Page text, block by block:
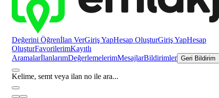
Değerini Öğrenİlan VerGiriş YapHesap OluşturGiriş YapHesap
OluşturFavorilerimKayıtlı
AramalarİlanlarımDeğerlemelerimMesajlarBildirimler Geri Bildirim
Kelime, semt veya ilan no ile ara...